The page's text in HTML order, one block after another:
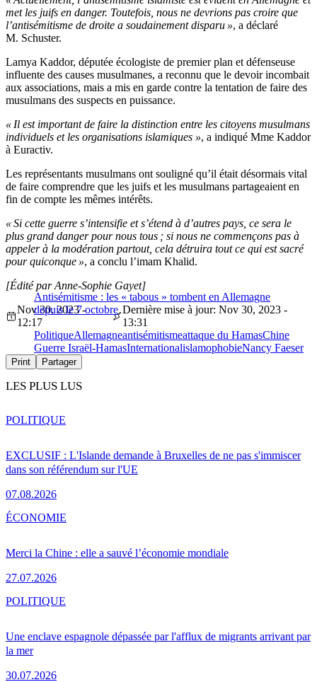
met les juifs en danger. Toutefois, nous ne devrions pas croire que
l’antisémitisme de droite a soudainement disparu », a déclaré
M. Schuster.
Lamya Kaddor, députée écologiste de premier plan et défenseuse
influente des causes musulmanes, a reconnu que le devoir incombait
aux associations, mais a mis en garde contre la tentation de faire des
musulmans des suspects en puissance.
« Il est important de faire la distinction entre les citoyens musulmans
individuels et les organisations islamiques », a indiqué Mme Kaddor
à Euractiv.
Les représentants musulmans ont souligné qu’il était désormais vital
de faire comprendre que les juifs et les musulmans partageaient en
fin de compte les mêmes intérêts.
« Si cette guerre s’intensifie et s’étend à d’autres pays, ce sera le
plus grand danger pour nous tous ; si nous ne commençons pas à
appeler à la modération partout, cela détruira tout ce qui est sacré
pour quiconque », a conclu l’imam Khalid.
Antisémitisme : les « tabous » tombent en Allemagne
depuis le 7 octobre
[Édité par Anne-Sophie Gayet]
Nov 30, 2023 -
12:17
Dernière mise à jour: Nov 30, 2023 -
13:31
PolitiqueAllemagneantisémitismeattaque du HamasChine
Guerre Israël-HamasInternationalislamophobieNancy Faeser
Print Partager
LES PLUS LUS
EXCLUSIF : L'Islande demande à Bruxelles de ne pas s'immiscer
dans son référendum sur l'UE
07.08.2026
POLITIQUE
Merci la Chine : elle a sauvé l’économie mondiale
27.07.2026
ÉCONOMIE
Une enclave espagnole dépassée par l'afflux de migrants arrivant par
la mer
30.07.2026
POLITIQUE